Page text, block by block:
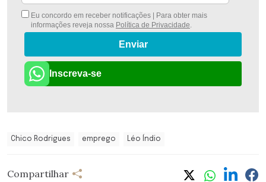
Eu concordo em receber notificações | Para obter mais
informações reveja nossa Política de Privacidade.
Enviar
Inscreva-se
Chico Rodrigues emprego Léo Índio
Compartilhar